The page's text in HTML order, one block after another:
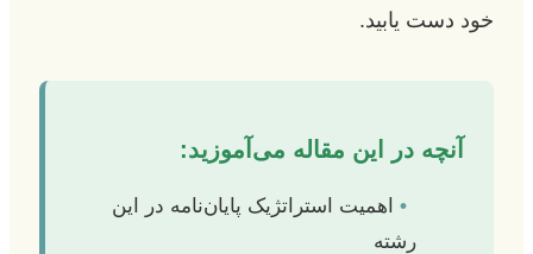
خود دست یابید.
آنچه در این مقاله می‌آموزید:
• اهمیت استراتژیک پایان‌نامه در این
رشته